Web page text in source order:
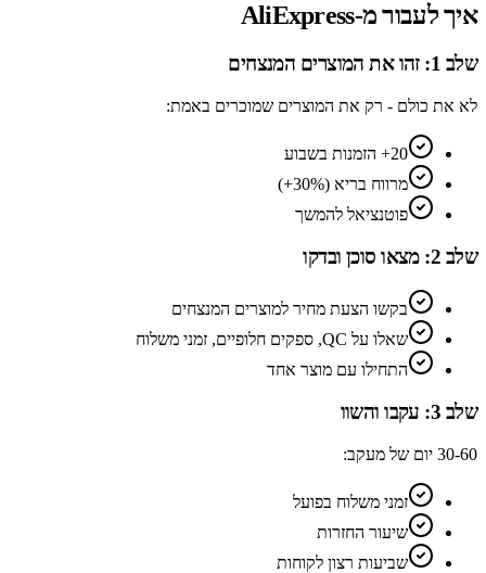
איך לעבור מ-AliExpress
שלב 1: זהו את המוצרים המנצחים
לא את כולם - רק את המוצרים שמוכרים באמת:
20+ הזמנות בשבוע
מרווח בריא (30%+)
פוטנציאל להמשך
שלב 2: מצאו סוכן ובדקו
בקשו הצעת מחיר למוצרים המנצחים
שאלו על QC, ספקים חלופיים, זמני משלוח
התחילו עם מוצר אחד
שלב 3: עקבו והשוו
30-60 יום של מעקב:
זמני משלוח בפועל
שיעור החזרות
שביעות רצון לקוחות